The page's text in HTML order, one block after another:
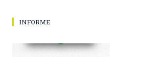
INFORME